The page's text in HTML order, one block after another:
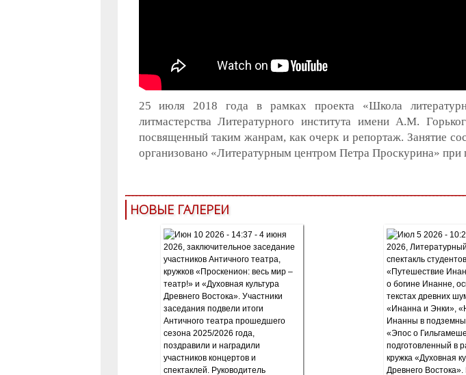
25 июля 2018 года в рамках проекта «Школа
литмастерства Литературного института имени А.М.
посвященный таким жанрам, как очерк и репортаж. Занятие
организовано «Литературным центром Петра Проскурина»
НОВЫЕ ГАЛЕРЕИ